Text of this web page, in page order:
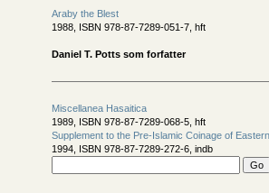
Araby the Blest
1988, ISBN 978-87-7289-051-7, hft
Daniel T. Potts som forfatter
Miscellanea Hasaitica
1989, ISBN 978-87-7289-068-5, hft
Supplement to the Pre-Islamic Coinage of
1994, ISBN 978-87-7289-272-6, indb